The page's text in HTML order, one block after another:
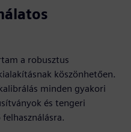
a robusztus
köszönhetően.
minden gyakori
és tengeri